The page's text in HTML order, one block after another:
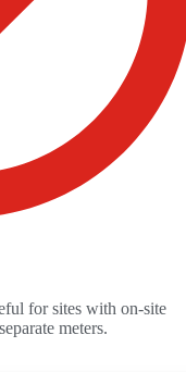
for sites with on-site
meters.